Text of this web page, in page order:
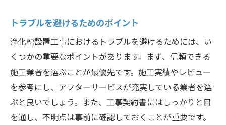
トラブルを避けるためのポイント
浄化槽設置工事におけるトラブルを避けるためには、い
くつかの重要なポイントがあります。まず、信頼できる
施工業者を選ぶことが最優先です。施工実績やレビュー
を参考にし、アフターサービスが充実している業者を選
ぶと良いでしょう。また、工事契約書にはしっかりと目
を通し、不明点は事前に確認しておくことが重要です。